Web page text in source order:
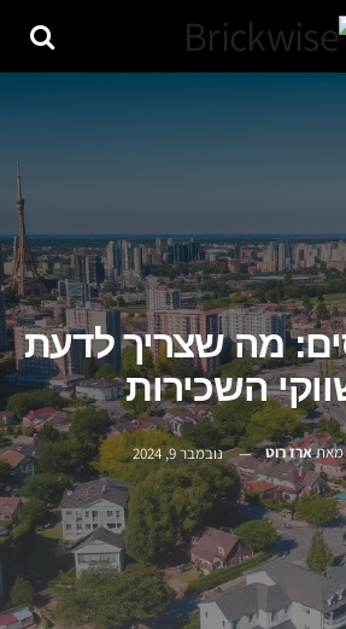
מה שצריך לדעת
השכירות
מאתארז רוט נובמבר 9, 2024